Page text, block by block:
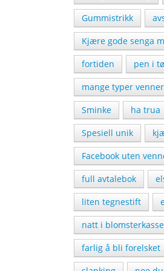
Gummistrikk
Kjære gode senga
fortiden
pen i
mange typer venner
Sminke
ha trua
Spesiell unik
Facebook uten
full avtalebok
liten tegnestift
natt i
farlig å bli forelsket